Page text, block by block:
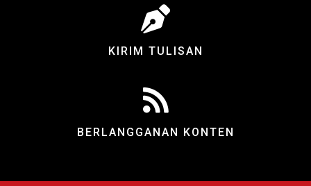
KIRIM TULISAN
BERLANGGANAN KONTEN